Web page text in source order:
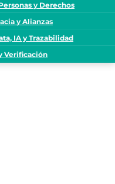
y Derechos
y Alianzas
IA y Trazabilidad
Verificación